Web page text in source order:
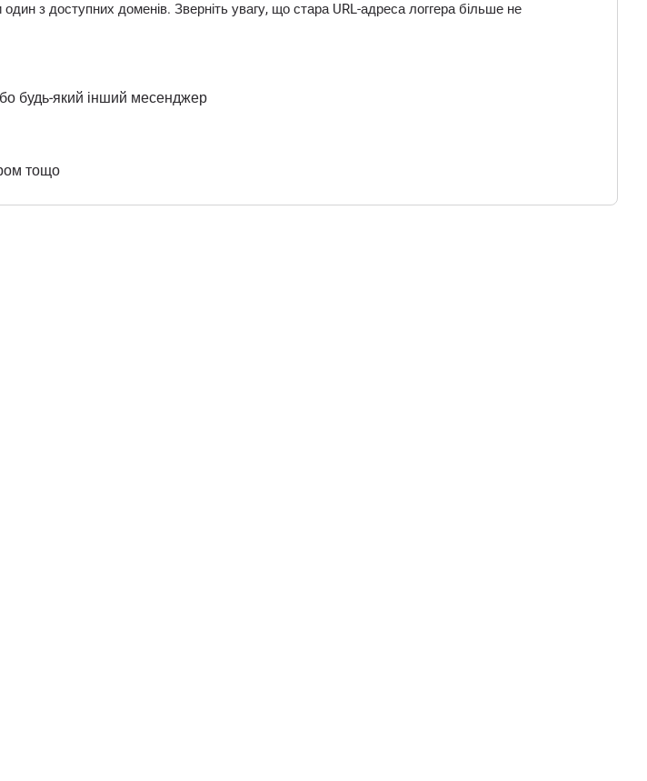
з доступних доменів. Зверніть увагу, що стара URL-адреса логгера більше не
будь-який інший месенджер
тощо